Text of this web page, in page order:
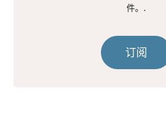
件。.
订阅